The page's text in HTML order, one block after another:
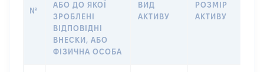
№
АБО ДО ЯКОЇ
ЗРОБЛЕНІ
ВІДПОВІДНІ
ВНЕСКИ, АБО
ФІЗИЧНА ОСОБА
ВИД
АКТИВУ
РОЗМІР
АКТИВУ